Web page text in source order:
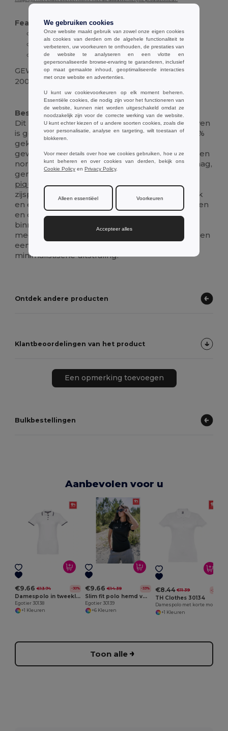
Features :
100% gekaard katoen
Regular fit
Korte mouwen
GEWICHT
200 g.
Ruime voorraad
Beschrijving :
Dit klassieke damespoloshirt met korte mouwen
is gemaakt van comfortabel en duurzaam 100%
gekaardpiqué
gewicht van 240 g/m². Het is ontworpen voor een
normale pasvorm en heeft een traditionele kraag,
geribde mouwboorden en een verstevigde
piqué
kraag voor een gepolijste look. Kleine
zijsplitjes bij de
bieden bewegingsgemak
en een vleugje stijl. De twee bijpassende knopen
en de reserveknoop (bevestigd aan de
binnennaad) zorgen ervoor dat het shirt lang
meegaat. Het verwijderbare label zorgt voor een
eenvoudige rebranding of een strakke,
minimalistische uitstraling.
Ontdek andere producten
Klantbeoordelingen van het product
Een opmerking toevoegen
Bulkbestellingen
Aanbevolen voor u
€9.66 €13.74 -30%
Damespolo in tweekleurig katoen
Egotier 30138
+1 Kleuren
€9.66 €14.39 -33%
Slim fit polo hemd voor vrouwen
Egotier 30139
+6 Kleuren
€8.44 €11.39 -26%
TH Clothes 30134
+1 Kleuren
Toon alle
We gebruiken cookies
Onze website maakt gebruik van zowel onze eigen cookies
als cookies van derden om de algehele functionaliteit te
verbeteren, uw voorkeuren te onthouden, de prestaties van
de website te analyseren en een vlotte en
gepersonaliseerde browse-ervaring te garanderen, inclusief
op maat gemaakte inhoud, geoptimaliseerde interacties
met onze website en advertenties.
U kunt uw cookievoorkeuren op elk moment beheren.
Essentiële cookies, die nodig zijn voor het functioneren van
de website, kunnen niet worden uitgeschakeld omdat ze
noodzakelijk zijn voor de correcte werking van de website.
U kunt echter kiezen of u andere soorten cookies, zoals die
voor personalisatie, analyse en targeting, wilt toestaan of
blokkeren.
Voor meer details over hoe we cookies gebruiken, hoe u ze
kunt beheren en over cookies van derden, bekijk ons
Cookie Policy en Privacy Policy.
Alleen essentiëel Voorkeuren
Accepteer alles